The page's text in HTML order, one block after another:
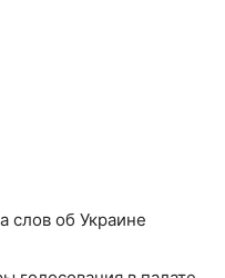
нем
слов об Украине